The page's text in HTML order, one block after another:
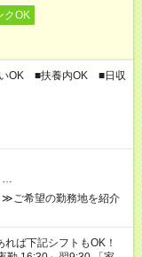
クOK
OK ■扶養内OK ■日収
…
ご希望の勤務地を紹介